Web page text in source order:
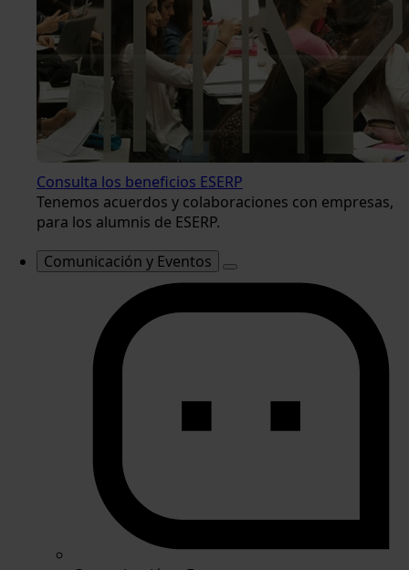
Consulta los beneficios ESERP
Tenemos acuerdos y colaboraciones con empresas,
para los alumnis de ESERP.
Comunicación y Eventos